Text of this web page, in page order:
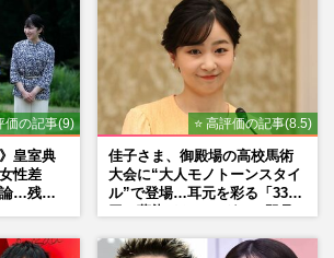
・大野智、STARTO社の退所発表に秘め
れた“引退”の本音「言わない美学」が示
グループへの敬意と“5…
女性2026年3月24日・31日号 2026/7/17
価の記事(9)
皇室典
性差
…残さ
⭐ 高評価の記事(8.5)
佳子さま、御殿場の高校馬術
大会に“大人モノトーンスタイ
ル”で登場…耳元を彩る「3300